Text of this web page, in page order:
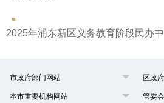
2025年浦东新区义务教育阶段民办
市政府部门网站 区政
本市重要机构网站 管委